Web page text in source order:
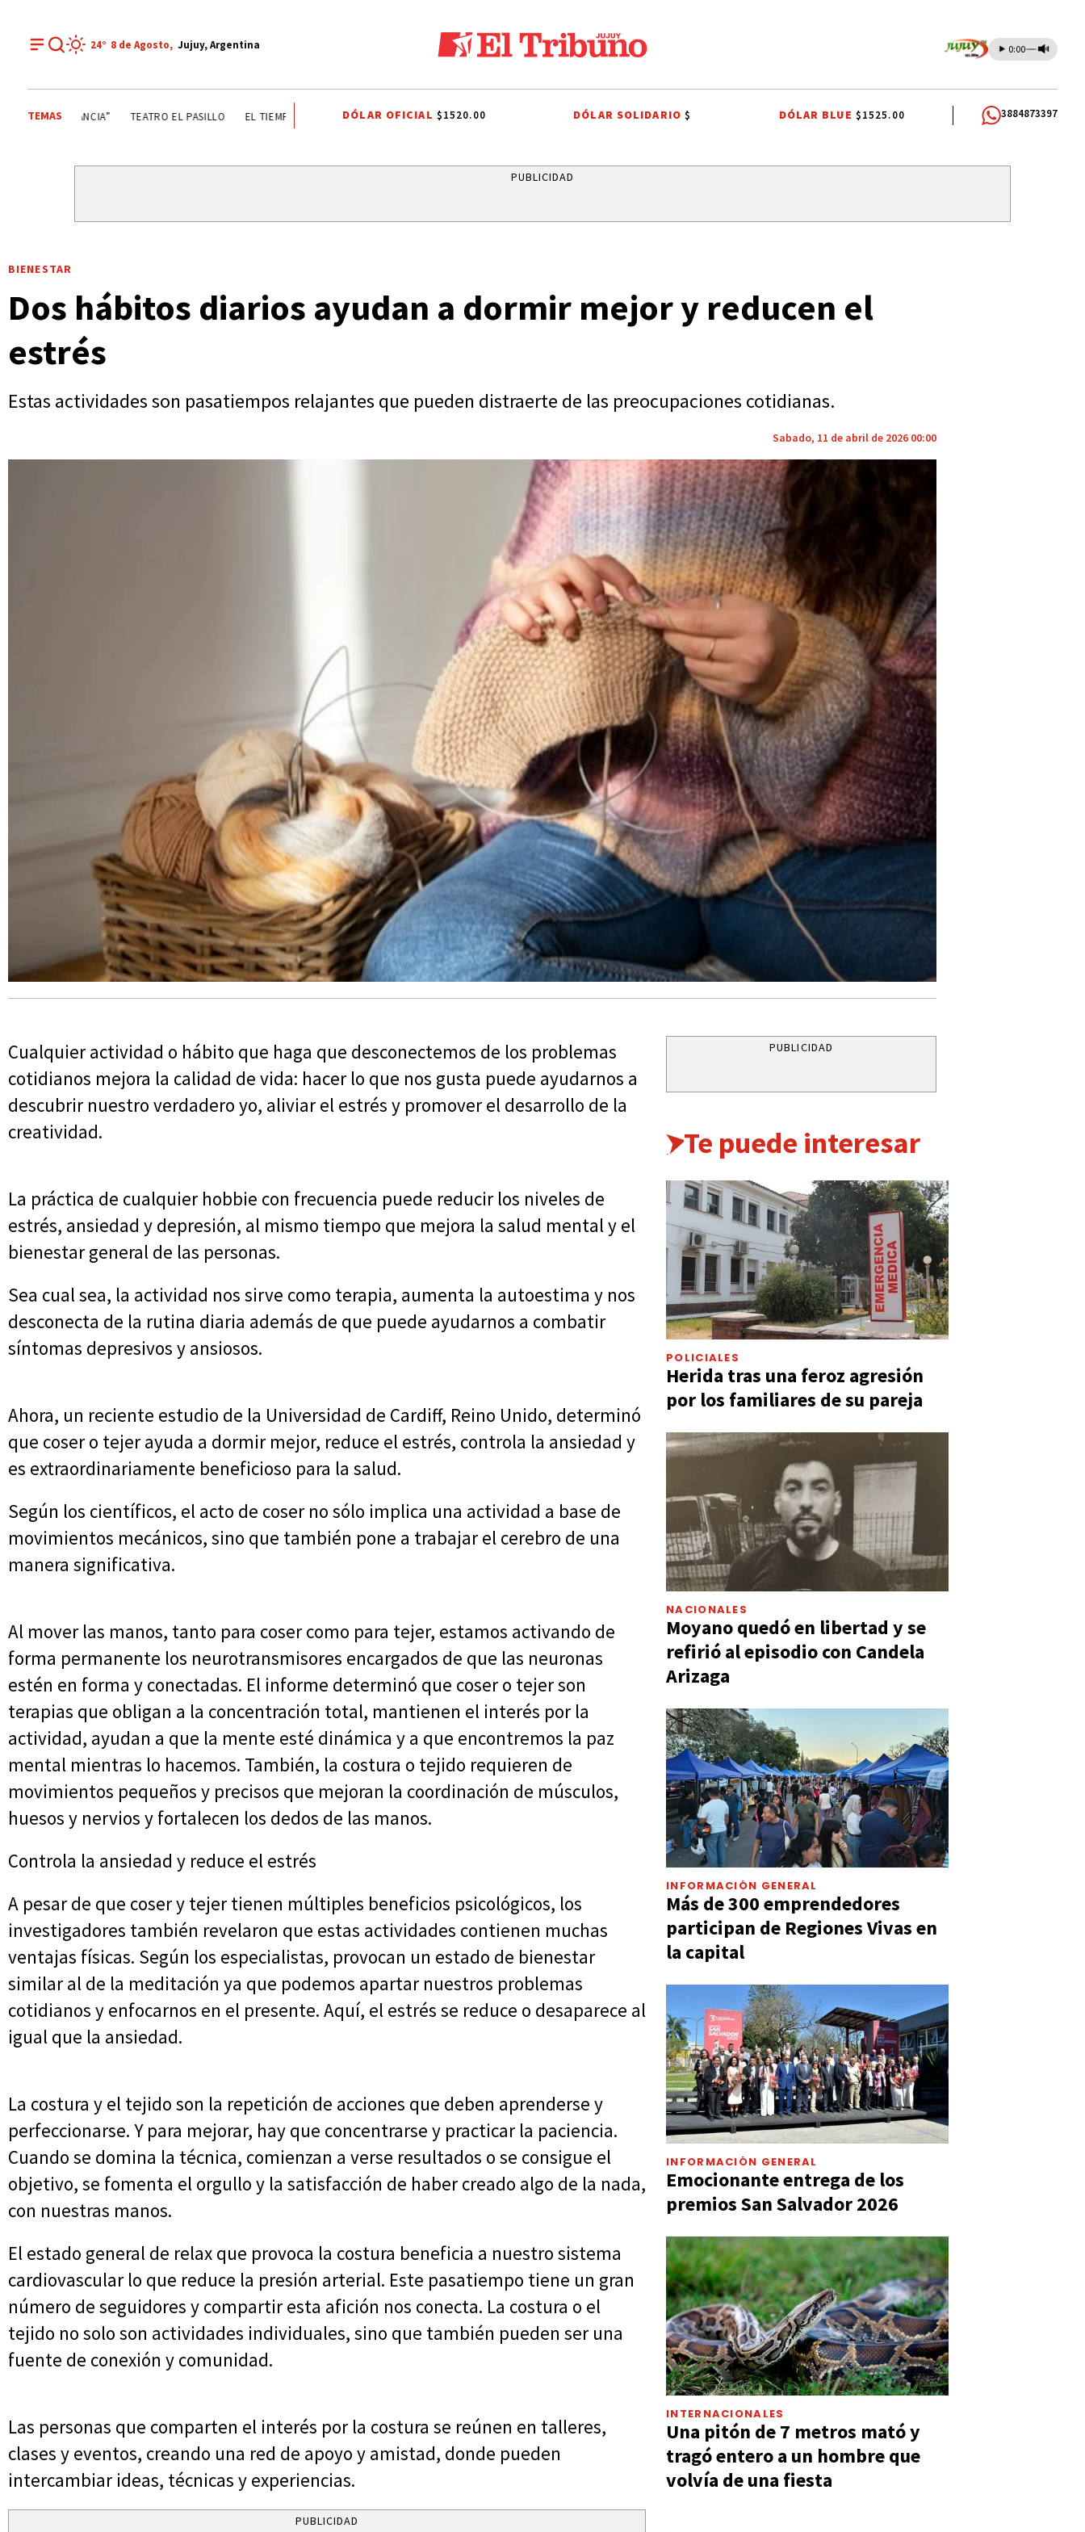
24° 8 de Agosto, Jujuy, Argentina 0:00
TEMAS GOBIERNO DE JUJUY LA FIESTA DE LA ABUNDANCIA” TEATRO EL PASILLO EL TIEMPO EN JUJUY EFEMÉRIDES BRASIL SELECCIÓN ARGENTINA JORGE MESSI TENDENCIA
DÓLAR OFICIAL $1520.00 DÓLAR SOLIDARIO$ DÓLAR BLUE $1525.00 3884873397
PUBLICIDAD
BIENESTAR
Dos hábitos diarios ayudan a dormir mejor y reducen el
estrés
Estas actividades son pasatiempos relajantes que pueden distraerte de las preocupaciones cotidianas.
Sabado, 11 de abril de 2026 00:00
Cualquier actividad o hábito que haga que desconectemos de los problemas
cotidianos mejora la calidad de vida: hacer lo que nos gusta puede ayudarnos a
descubrir nuestro verdadero yo, aliviar el estrés y promover el desarrollo de la
creatividad.
La práctica de cualquier hobbie con frecuencia puede reducir los niveles de
estrés, ansiedad y depresión, al mismo tiempo que mejora la salud mental y el
bienestar general de las personas.
Sea cual sea, la actividad nos sirve como terapia, aumenta la autoestima y nos
desconecta de la rutina diaria además de que puede ayudarnos a combatir
síntomas depresivos y ansiosos.
Ahora, un reciente estudio de la Universidad de Cardiff, Reino Unido, determinó
que coser o tejer ayuda a dormir mejor, reduce el estrés, controla la ansiedad y
es extraordinariamente beneficioso para la salud.
Según los científicos, el acto de coser no sólo implica una actividad a base de
movimientos mecánicos, sino que también pone a trabajar el cerebro de una
manera significativa.
Al mover las manos, tanto para coser como para tejer, estamos activando de
forma permanente los neurotransmisores encargados de que las neuronas
estén en forma y conectadas. El informe determinó que coser o tejer son
terapias que obligan a la concentración total, mantienen el interés por la
actividad, ayudan a que la mente esté dinámica y a que encontremos la paz
mental mientras lo hacemos. También, la costura o tejido requieren de
movimientos pequeños y precisos que mejoran la coordinación de músculos,
huesos y nervios y fortalecen los dedos de las manos.
Controla la ansiedad y reduce el estrés
A pesar de que coser y tejer tienen múltiples beneficios psicológicos, los
investigadores también revelaron que estas actividades contienen muchas
ventajas físicas. Según los especialistas, provocan un estado de bienestar
similar al de la meditación ya que podemos apartar nuestros problemas
cotidianos y enfocarnos en el presente. Aquí, el estrés se reduce o desaparece al
igual que la ansiedad.
La costura y el tejido son la repetición de acciones que deben aprenderse y
perfeccionarse. Y para mejorar, hay que concentrarse y practicar la paciencia.
Cuando se domina la técnica, comienzan a verse resultados o se consigue el
objetivo, se fomenta el orgullo y la satisfacción de haber creado algo de la nada,
con nuestras manos.
El estado general de relax que provoca la costura beneficia a nuestro sistema
cardiovascular lo que reduce la presión arterial. Este pasatiempo tiene un gran
número de seguidores y compartir esta afición nos conecta. La costura o el
tejido no solo son actividades individuales, sino que también pueden ser una
fuente de conexión y comunidad.
Las personas que comparten el interés por la costura se reúnen en talleres,
clases y eventos, creando una red de apoyo y amistad, donde pueden
intercambiar ideas, técnicas y experiencias.
PUBLICIDAD
PUBLICIDAD
Te puede interesar
POLICIALES
Herida tras una feroz agresión
por los familiares de su pareja
NACIONALES
Moyano quedó en libertad y se
refirió al episodio con Candela
Arizaga
INFORMACIÓN GENERAL
Más de 300 emprendedores
participan de Regiones Vivas en
la capital
INFORMACIÓN GENERAL
Emocionante entrega de los
premios San Salvador 2026
INTERNACIONALES
Una pitón de 7 metros mató y
tragó entero a un hombre que
volvía de una fiesta